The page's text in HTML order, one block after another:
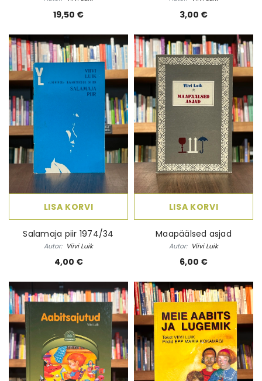
19,50 € 3,00 €
LISA KORVI
Salamaja piir 1974/34
Autor: Viivi Luik
4,00 €
LISA KORVI
Maapäälsed asjad
Autor: Viivi Luik
6,00 €